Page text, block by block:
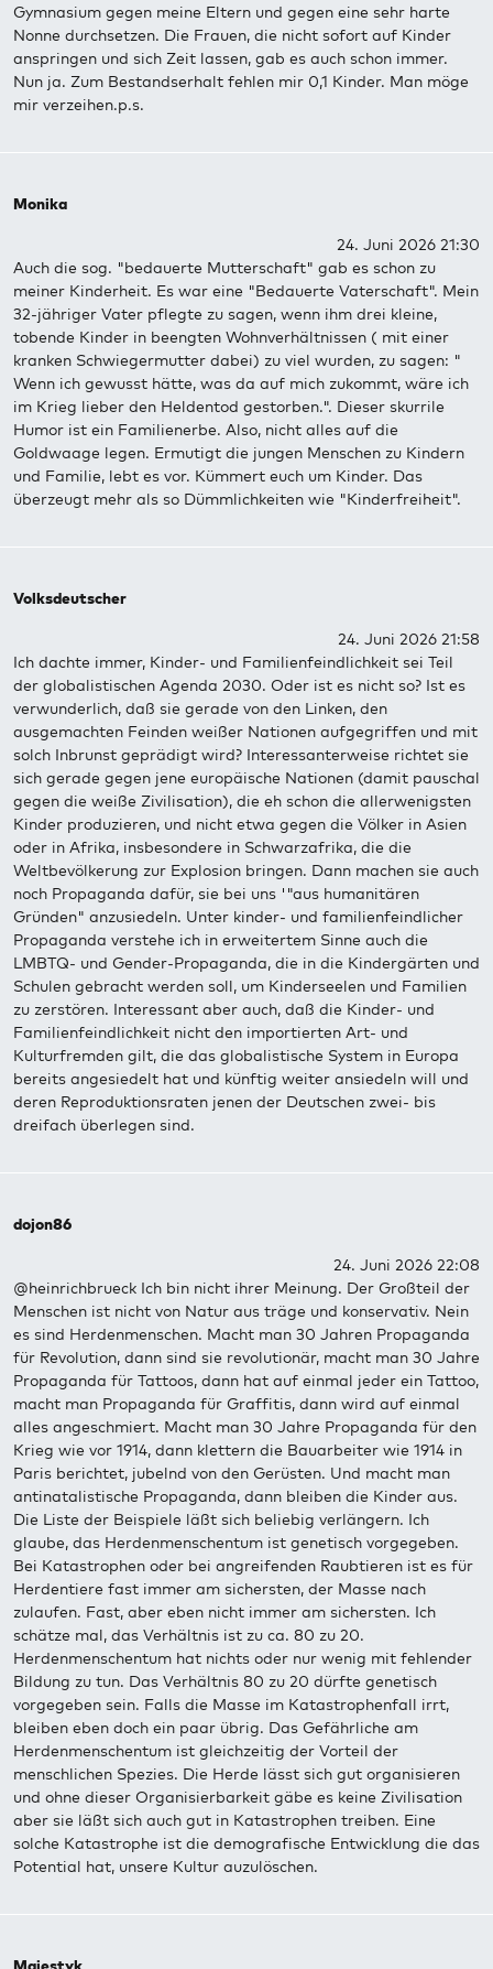
Gymnasium gegen meine Eltern und gegen eine sehr harte
Nonne durchsetzen. Die Frauen, die nicht sofort auf Kinder
anspringen und sich Zeit lassen, gab es auch schon immer.
Nun ja. Zum Bestandserhalt fehlen mir 0,1 Kinder. Man möge
mir verzeihen.p.s.
Monika
24. Juni 2026 21:30
Auch die sog. "bedauerte Mutterschaft" gab es schon zu
meiner Kinderheit. Es war eine "Bedauerte Vaterschaft". Mein
32-jähriger Vater pflegte zu sagen, wenn ihm drei kleine,
tobende Kinder in beengten Wohnverhältnissen ( mit einer
kranken Schwiegermutter dabei) zu viel wurden, zu sagen: "
Wenn ich gewusst hätte, was da auf mich zukommt, wäre ich
im Krieg lieber den Heldentod gestorben.". Dieser skurrile
Humor ist ein Familienerbe. Also, nicht alles auf die
Goldwaage legen. Ermutigt die jungen Menschen zu Kindern
und Familie, lebt es vor. Kümmert euch um Kinder. Das
überzeugt mehr als so Dümmlichkeiten wie "Kinderfreiheit".
Volksdeutscher
24. Juni 2026 21:58
Ich dachte immer, Kinder- und Familienfeindlichkeit sei Teil
der globalistischen Agenda 2030. Oder ist es nicht so? Ist es
verwunderlich, daß sie gerade von den Linken, den
ausgemachten Feinden weißer Nationen aufgegriffen und mit
solch Inbrunst geprädigt wird? Interessanterweise richtet sie
sich gerade gegen jene europäische Nationen (damit pauschal
gegen die weiße Zivilisation), die eh schon die allerwenigsten
Kinder produzieren, und nicht etwa gegen die Völker in Asien
oder in Afrika, insbesondere in Schwarzafrika, die die
Weltbevölkerung zur Explosion bringen. Dann machen sie auch
noch Propaganda dafür, sie bei uns '"aus humanitären
Gründen" anzusiedeln. Unter kinder- und familienfeindlicher
Propaganda verstehe ich in erweitertem Sinne auch die
LMBTQ- und Gender-Propaganda, die in die Kindergärten und
Schulen gebracht werden soll, um Kinderseelen und Familien
zu zerstören. Interessant aber auch, daß die Kinder- und
Familienfeindlichkeit nicht den importierten Art- und
Kulturfremden gilt, die das globalistische System in Europa
bereits angesiedelt hat und künftig weiter ansiedeln will und
deren Reproduktionsraten jenen der Deutschen zwei- bis
dreifach überlegen sind.
dojon86
24. Juni 2026 22:08
@heinrichbrueck Ich bin nicht ihrer Meinung. Der Großteil der
Menschen ist nicht von Natur aus träge und konservativ. Nein
es sind Herdenmenschen. Macht man 30 Jahren Propaganda
für Revolution, dann sind sie revolutionär, macht man 30 Jahre
Propaganda für Tattoos, dann hat auf einmal jeder ein Tattoo,
macht man Propaganda für Graffitis, dann wird auf einmal
alles angeschmiert. Macht man 30 Jahre Propaganda für den
Krieg wie vor 1914, dann klettern die Bauarbeiter wie 1914 in
Paris berichtet, jubelnd von den Gerüsten. Und macht man
antinatalistische Propaganda, dann bleiben die Kinder aus.
Die Liste der Beispiele läßt sich beliebig verlängern. Ich
glaube, das Herdenmenschentum ist genetisch vorgegeben.
Bei Katastrophen oder bei angreifenden Raubtieren ist es für
Herdentiere fast immer am sichersten, der Masse nach
zulaufen. Fast, aber eben nicht immer am sichersten. Ich
schätze mal, das Verhältnis ist zu ca. 80 zu 20.
Herdenmenschentum hat nichts oder nur wenig mit fehlender
Bildung zu tun. Das Verhältnis 80 zu 20 dürfte genetisch
vorgegeben sein. Falls die Masse im Katastrophenfall irrt,
bleiben eben doch ein paar übrig. Das Gefährliche am
Herdenmenschentum ist gleichzeitig der Vorteil der
menschlichen Spezies. Die Herde lässt sich gut organisieren
und ohne dieser Organisierbarkeit gäbe es keine Zivilisation
aber sie läßt sich auch gut in Katastrophen treiben. Eine
solche Katastrophe ist die demografische Entwicklung die das
Potential hat, unsere Kultur auzulöschen.